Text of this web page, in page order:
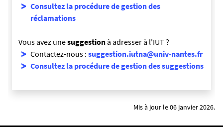
Consultez la procédure de gestion des
réclamations
Vous avez unesuggestionà adresser à l'IUT ?
Contactez-nous : suggestion.iutna@univ-nantes.fr
Consultez la procédure de gestion des suggestions
Mis à jour le 06 janvier 2026.